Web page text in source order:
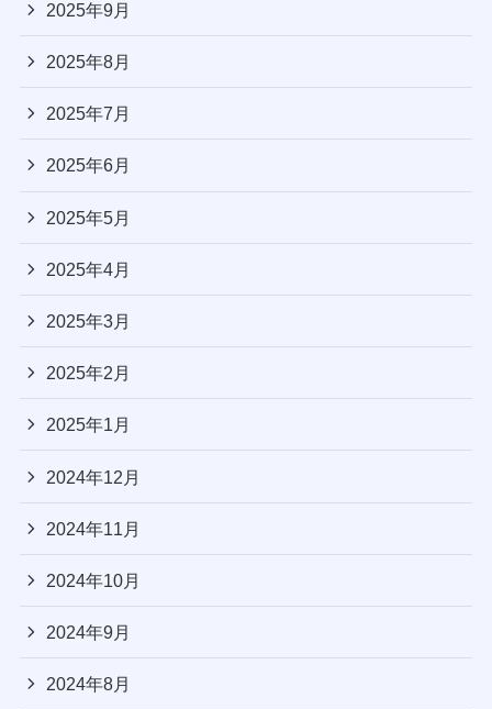
2025年9月
2025年8月
2025年7月
2025年6月
2025年5月
2025年4月
2025年3月
2025年2月
2025年1月
2024年12月
2024年11月
2024年10月
2024年9月
2024年8月